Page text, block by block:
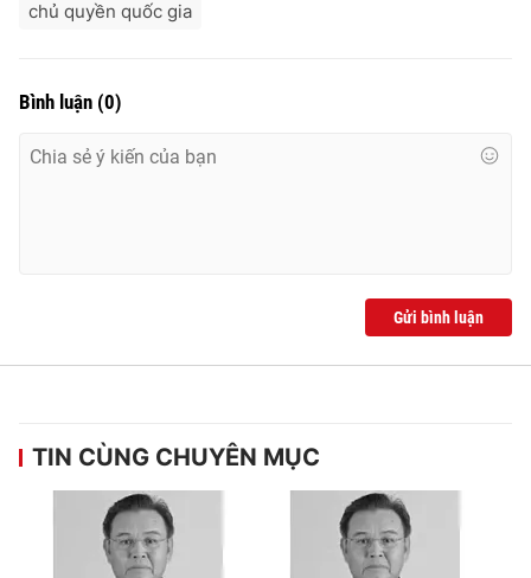
chủ quyền quốc gia
Bình luận (0)
Gửi bình luận
TIN CÙNG CHUYÊN MỤC